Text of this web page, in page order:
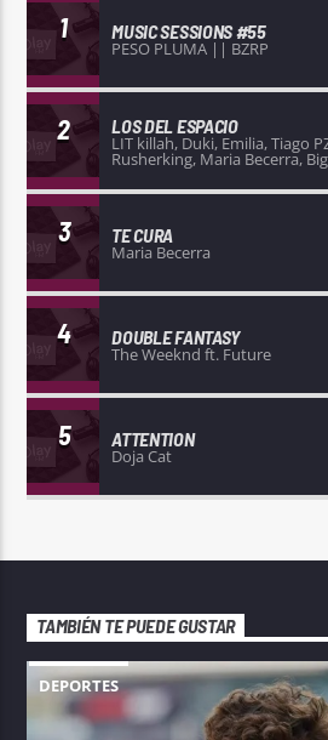
1 MUSIC SESSIONS #55
PESO PLUMA || BZRP
2 LOS DEL ESPACIO
LIT killah, Duki, Emilia, Tiago
Rusherking, Maria Becerra,
3 TE CURA
Maria Becerra
4 DOUBLE FANTASY
The Weeknd ft. Future
5 ATTENTION
Doja Cat
TAMBIÉN TE PUEDE GUSTAR
DEPORTES